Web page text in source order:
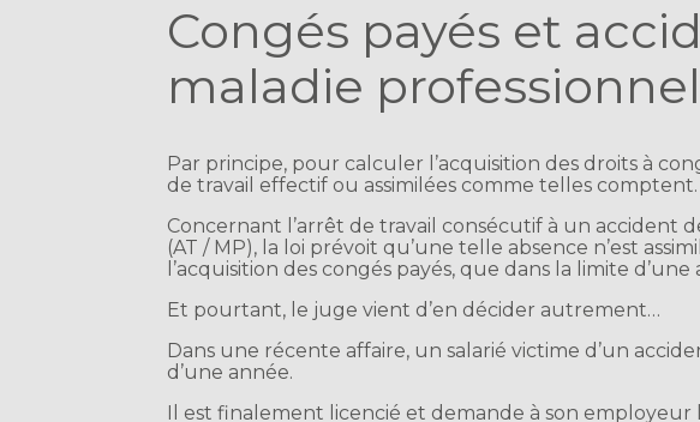
Congés payés et
maladie
Par principe, pour calculer l’acquisition des droits à
de travail effectif ou assimilées comme telles comptent.
Concernant l’arrêt de travail consécutif à un accident
(AT / MP), la loi prévoit qu’une telle absence n’est
l’acquisition des congés payés, que dans la limite
Et pourtant, le juge vient d’en décider autrement…
Dans une récente affaire, un salarié victime d’un
d’une année.
Il est finalement licencié et demande à son